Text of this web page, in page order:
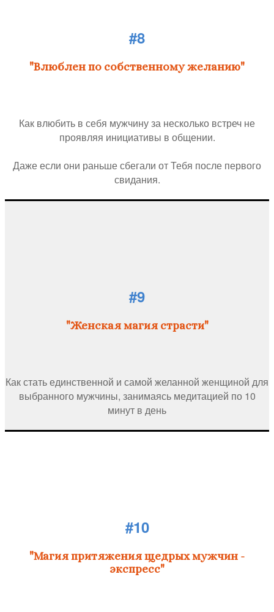
#8
"Влюблен по собственному желанию"
Как влюбить в себя мужчину за несколько встреч не
проявляя инициативы в общении.
Даже если они раньше сбегали от Тебя после первого
свидания.
#9
"Женская магия страсти"
Как стать единственной и самой желанной женщиной для
выбранного мужчины, занимаясь медитацией по 10
минут в день
#10
"Магия притяжения щедрых мужчин -
экспресс"